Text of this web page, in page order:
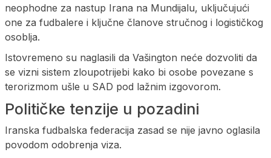
neophodne za nastup Irana na Mundijalu, uključujući
one za fudbalere i ključne članove stručnog i logističkog
osoblja.
Istovremeno su naglasili da Vašington neće dozvoliti da
se vizni sistem zloupotrijebi kako bi osobe povezane s
terorizmom ušle u SAD pod lažnim izgovorom.
Političke tenzije u pozadini
Iranska fudbalska federacija zasad se nije javno oglasila
povodom odobrenja viza.